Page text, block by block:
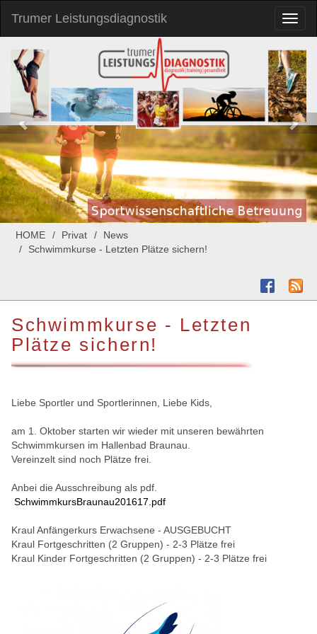
Trumer Leistungsdiagnostik
HOME Privat
News
Schwimmkurse - Letzten Plätze sichern!
Schwimmkurse - Letzten
Plätze sichern!
Liebe Sportler und Sportlerinnen, Liebe Kids,
am 1. Oktober starten wir wieder mit unseren bewährten
Schwimmkursen im Hallenbad Braunau.
Vereinzelt sind noch Plätze frei.
Anbei die Ausschreibung als pdf.
SchwimmkursBraunau201617.pdf
Kraul Anfängerkurs Erwachsene - AUSGEBUCHT
Kraul Fortgeschritten (2 Gruppen) - 2-3 Plätze frei
Kraul Kinder Fortgeschritten (2 Gruppen) - 2-3 Plätze frei